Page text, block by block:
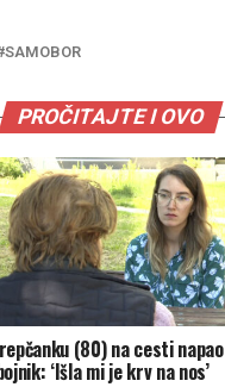
SAMOBOR
PROČITAJTE I OVO
(80) na cesti napao
‘Išla mi je krv na nos’